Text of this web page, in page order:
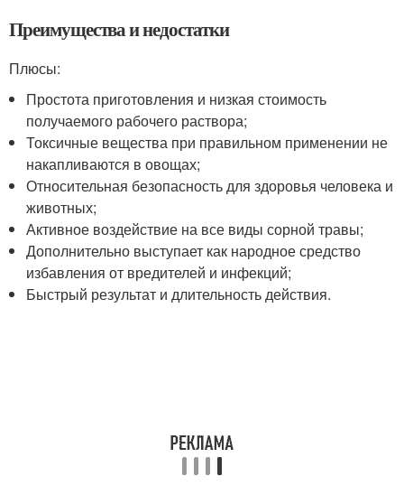
Преимущества и недостатки
Плюсы:
Простота приготовления и низкая стоимость
получаемого рабочего раствора;
Токсичные вещества при правильном применении не
накапливаются в овощах;
Относительная безопасность для здоровья человека и
животных;
Активное воздействие на все виды сорной травы;
Дополнительно выступает как народное средство
избавления от вредителей и инфекций;
Быстрый результат и длительность действия.